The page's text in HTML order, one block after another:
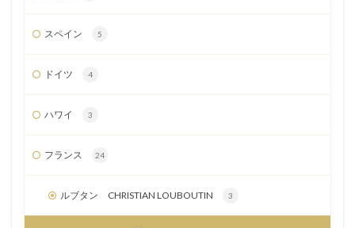
スペイン 5
ドイツ 4
ハワイ 3
フランス 24
ルブタン CHRISTIAN LOUBOUTIN 3